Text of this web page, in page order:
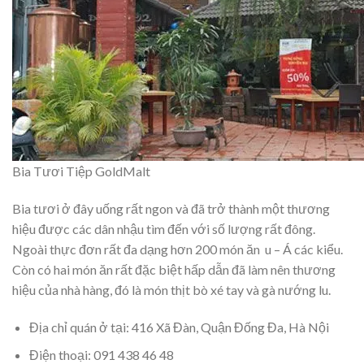
Bia Tươi Tiệp GoldMalt
Bia tươi ở đây uống rất ngon và đã trở thành một thương
hiệu được các dân nhậu tìm đến với số lượng rất đông.
Ngoài thực đơn rất đa dạng hơn 200 món ăn u – Á các kiểu.
Còn có hai món ăn rất đặc biệt hấp dẫn đã làm nên thương
hiệu của nhà hàng, đó là món thịt bò xé tay và gà nướng lu.
Địa chỉ quán ở tại: 416 Xã Đàn, Quận Đống Đa, Hà Nội
Điện thoại: 091 438 46 48